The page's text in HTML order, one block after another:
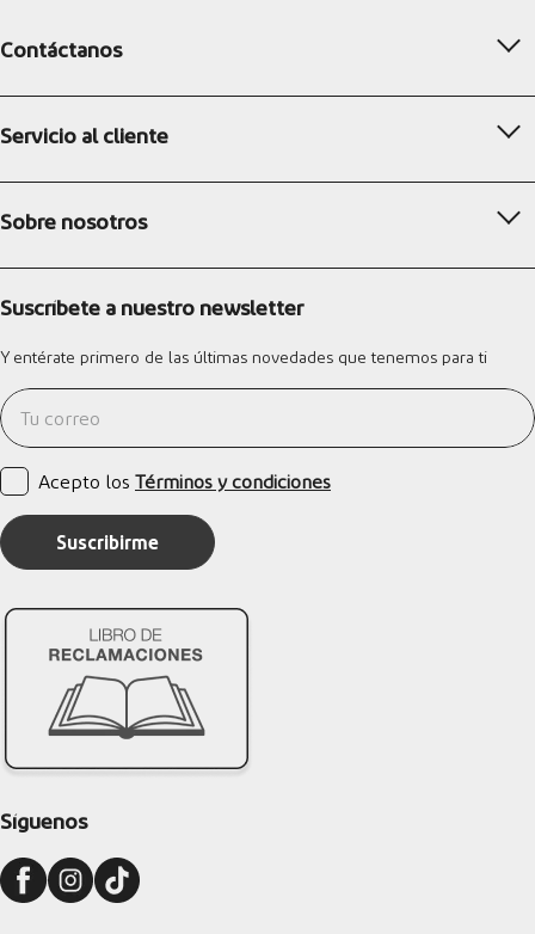
Contáctanos
Servicio al cliente
Sobre nosotros
Suscríbete a nuestro newsletter
Y entérate primero de las últimas novedades que tenemos para ti
Acepto los Términos y condiciones
Suscribirme
Síguenos